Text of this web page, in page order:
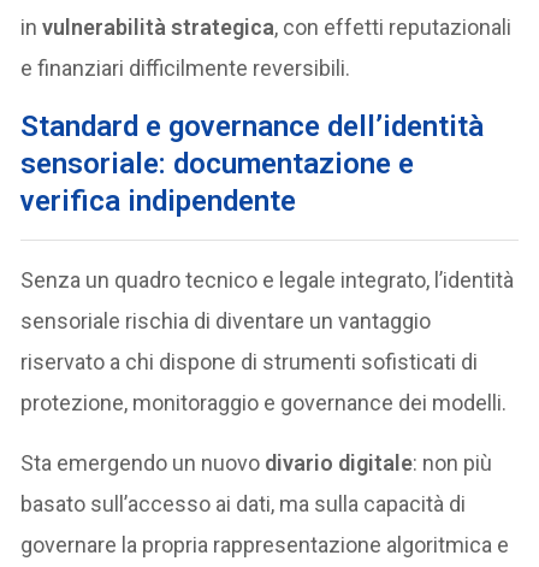
invulnerabilità strategica, con effetti reputazionali
e finanziari difficilmente reversibili.
Standard e governance dell’identità
sensoriale: documentazione e
verifica indipendente
Senza un quadro tecnico e legale integrato, l’identità
sensoriale rischia di diventare un vantaggio
riservato a chi dispone di strumenti sofisticati di
protezione, monitoraggio e governance dei modelli.
Sta emergendo un nuovo divario digitale: non più
basato sull’accesso ai dati, ma sulla capacità di
governare la propria rappresentazione algoritmica e